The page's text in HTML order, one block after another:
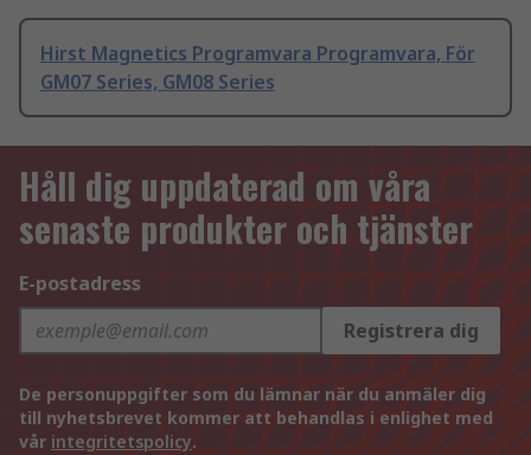
Hirst Magnetics Programvara Programvara, För
GM07 Series, GM08 Series
Håll dig uppdaterad om våra
senaste produkter och tjänster
E-postadress
Registrera dig
De personuppgifter som du lämnar när du anmäler dig
till nyhetsbrevet kommer att behandlas i enlighet med
vår integritetspolicy.